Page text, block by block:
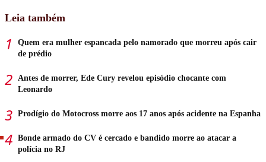
Leia também
Quem era mulher espancada pelo namorado que morreu após cair
de prédio
Antes de morrer, Ede Cury revelou episódio chocante com
Leonardo
Prodígio do Motocross morre aos 17 anos após acidente na Espanha
Bonde armado do CV é cercado e bandido morre ao atacar a
polícia no RJ